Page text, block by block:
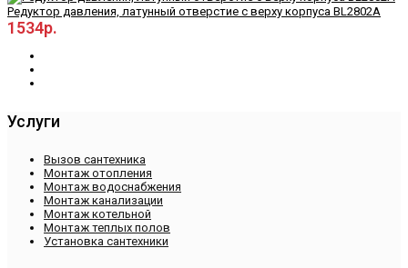
Редуктор давления, латунный отверстие с верху корпуса BL2802A
1534р.
Услуги
Вызов сантехника
Монтаж отопления
Монтаж водоснабжения
Монтаж канализации
Монтаж котельной
Монтаж теплых полов
Установка сантехники